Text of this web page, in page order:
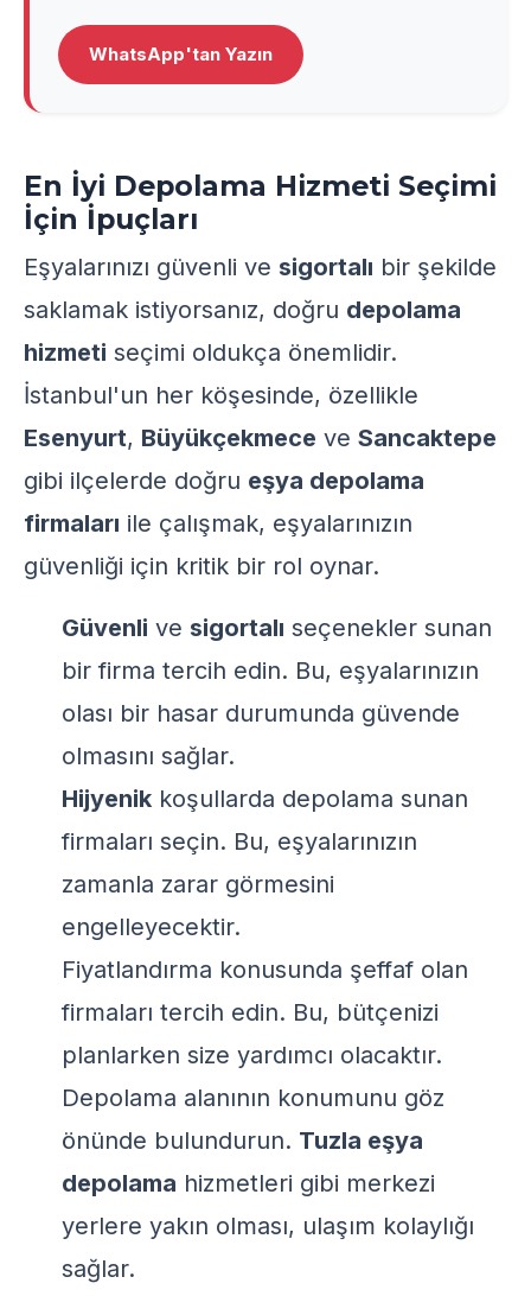
WhatsApp'tan Yazın
En İyi Depolama Hizmeti Seçimi
İçin İpuçları
Eşyalarınızı güvenli ve sigortalı bir şekilde
saklamak istiyorsanız, doğru depolama
hizmeti seçimi oldukça önemlidir.
İstanbul'un her köşesinde, özellikle
Esenyurt, Büyükçekmece ve Sancaktepe
gibi ilçelerde doğru eşya depolama
firmaları ile çalışmak, eşyalarınızın
güvenliği için kritik bir rol oynar.
Güvenli ve sigortalı seçenekler sunan
bir firma tercih edin. Bu, eşyalarınızın
olası bir hasar durumunda güvende
olmasını sağlar.
Hijyenik koşullarda depolama sunan
firmaları seçin. Bu, eşyalarınızın
zamanla zarar görmesini
engelleyecektir.
Fiyatlandırma konusunda şeffaf olan
firmaları tercih edin. Bu, bütçenizi
planlarken size yardımcı olacaktır.
Depolama alanının konumunu göz
önünde bulundurun. Tuzla eşya
depolama hizmetleri gibi merkezi
yerlere yakın olması, ulaşım kolaylığı
sağlar.